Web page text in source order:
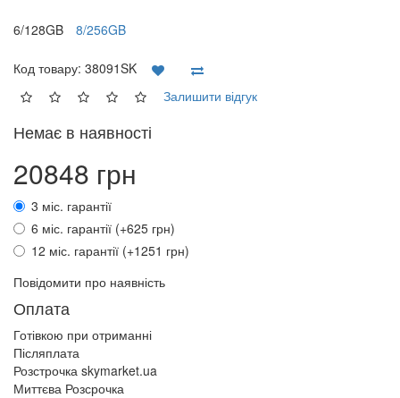
6/128GB 8/256GB
Код товару: 38091SK
Залишити відгук
Немає в наявності
20848 грн
3 міс. гарантії
6 міс. гарантії (+625 грн)
12 міс. гарантії (+1251 грн)
Повідомити про наявність
Оплата
Готівкою при отриманні
Післяплата
Розстрочка skymarket.ua
Миттєва Розсрочка